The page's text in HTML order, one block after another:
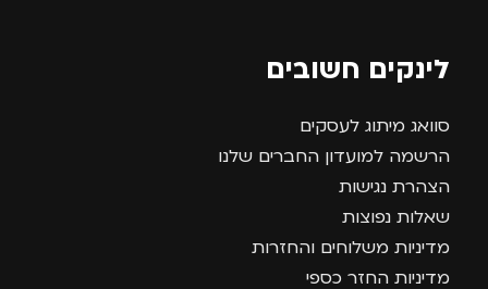
לינקים חשובים
סוואג מיתוג לעסקים
הרשמה למועדון החברים שלנו
הצהרת נגישות
שאלות נפוצות
מדיניות משלוחים והחזרות
מדיניות החזר כספי